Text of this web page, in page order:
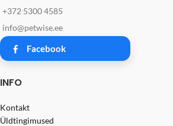
+372 5300 4585
info@petwise.ee
Facebook
INFO
Kontakt
Üldtingimused